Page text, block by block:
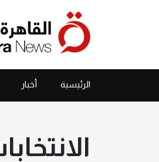
الرئيسية أخبار